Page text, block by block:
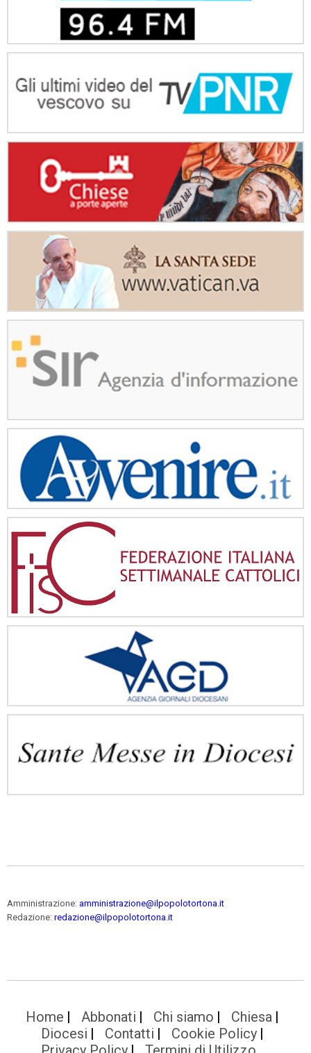
Amministrazione: amministrazione@ilpopolotortona.it
Redazione: redazione@ilpopolotortona.it
Home Abbonati Chi siamo
Chiesa
Diocesi
Contatti
Cookie Policy